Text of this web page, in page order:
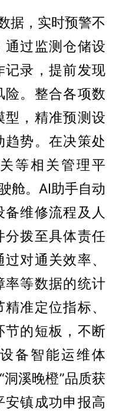
据，实时预警不
通过监测仓储设
记录，提前发现
险。整合各项数
型，精准预测设
势。在决策处
等相关管理平
舱。AI助手自动
维修流程及人
分拨至具体责任
对通关效率、
率等数据的统计
准定位指标、
节的短板，不断
备智能运维体
溪晚橙”品质获
安镇成功申报高